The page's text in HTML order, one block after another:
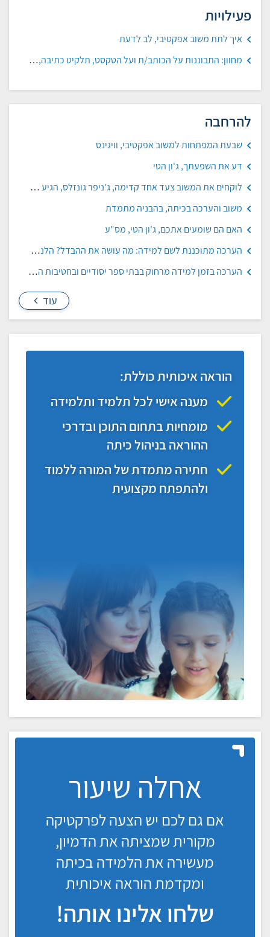
פעילויות
איך לתת משוב אפקטיבי, לב לדעת
מחוון: התבוננות על הכותב/ת ועל הטקסט, תלקיט כתיבה, ראמ"ה
להרחבה
שבעת המפתחות למשוב אפקטיבי, וויגינס
דע את השפעתך, ג'ון הטי
לוקחים את המשוב צעד אחד קדימה, ג'ניפר גונזלס, הגיע זמן חינוך
משוב והערכה בכיתה, בהבניה מתמדת
האם הם שומעים אתכם, ג'ון הטי, מס"ע
הערכה מתוכננת לשם למידה: מה עושה את ההבדל? הלנה קימרון, מכון מופ"ת
הערכה בזמן למידה מרחוק בבתי ספר יסודיים ובחטיבות הביניים: עקרונות והמלצות, ראמ"ה
עוד
הוראה איכותית כוללת:
מענה אישי לכל תלמיד ותלמידה
מומחיות בתחום התוכן ובדרכי
ההוראה בניהול כיתה
חתירה מתמדת של המורה ללמוד
ולהתפתח מקצועית
אחלה שיעור
אם גם לכם יש הצעה לפרקטיקה
מקורית שמציתה את הדמיון,
מעשירה את הלמידה בכיתה
ומקדמת הוראה איכותית
שלחו אלינו אותה!